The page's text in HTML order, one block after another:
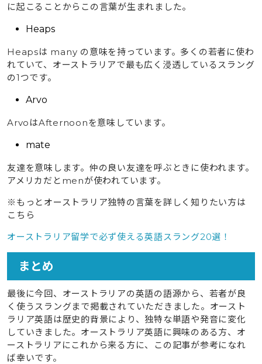
に起こることからこの言葉が生まれました。
Heaps
Heapsは many の意味を持っています。多くの若者に使わ
れていて、オーストラリアで最も広く浸透しているスラング
の1つです。
Arvo
ArvoはAfternoonを意味しています。
mate
友達を意味します。仲の良い友達を呼ぶときに使われます。
アメリカだとmenが使われています。
※もっとオーストラリア独特の言葉を詳しく知りたい方は
こちら
オーストラリア留学で必ず使える英語スラング20選！
まとめ
最後に今回、オーストラリアの英語の語源から、若者が良
く使うスラングまで掲載されていただきました。オースト
ラリア英語は歴史的背景により、独特な単語や発音に変化
していきました。オーストラリア英語に興味のある方、オ
ーストラリアにこれから来る方に、この記事が参考になれ
ば幸いです。